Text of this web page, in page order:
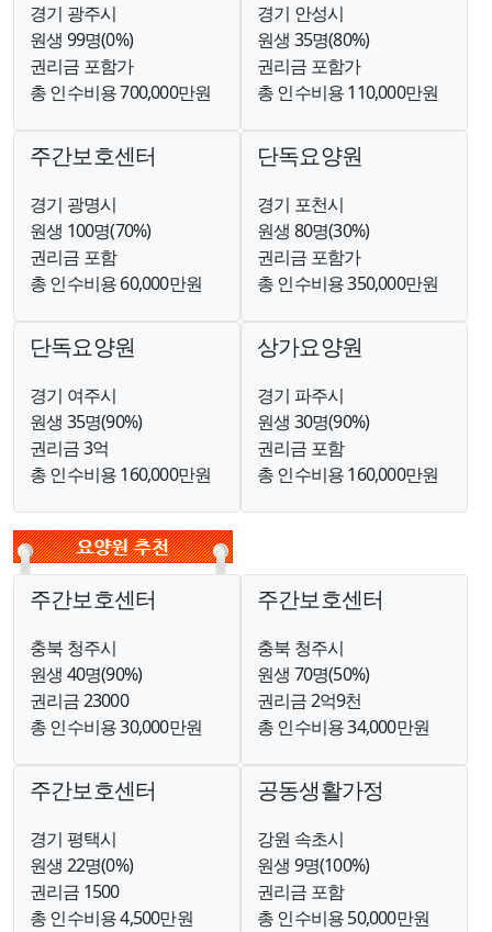
경기 광주시
원생 99명(0%)
권리금 포함가
총 인수비용 700,000만원
경기 안성시
원생 35명(80%)
권리금 포함가
총 인수비용 110,000만원
주간보호센터
경기 광명시
원생 100명(70%)
권리금 포함
총 인수비용 60,000만원
단독요양원
경기 포천시
원생 80명(30%)
권리금 포함가
총 인수비용 350,000만원
단독요양원
경기 여주시
원생 35명(90%)
권리금 3억
총 인수비용 160,000만원
상가요양원
경기 파주시
원생 30명(90%)
권리금 포함
총 인수비용 160,000만원
주간보호센터
충북 청주시
원생 40명(90%)
권리금 23000
총 인수비용 30,000만원
주간보호센터
충북 청주시
원생 70명(50%)
권리금 2억9천
총 인수비용 34,000만원
주간보호센터
경기 평택시
원생 22명(0%)
권리금 1500
총 인수비용 4,500만원
공동생활가정
강원 속초시
원생 9명(100%)
권리금 포함
총 인수비용 50,000만원